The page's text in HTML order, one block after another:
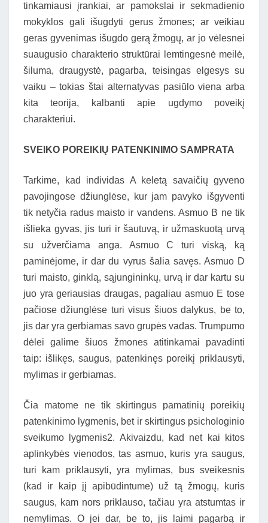
tinkamiausi įrankiai, ar pamokslai ir sekmadienio
mokyklos gali išugdyti gerus žmones; ar veikiau
geras gyvenimas išugdo gerą žmogų, ar jo vėlesnei
suaugusio charakterio struktūrai lemtingesnė meilė,
šiluma, draugystė, pagarba, teisingas elgesys su
vaiku – tokias štai alternatyvas pasiūlo viena arba
kita teorija, kalbanti apie ugdymo poveikį
charakteriui.
SVEIKO POREIKIŲ PATENKINIMO SAMPRATA
Tarkime, kad individas A keletą savaičių gyveno
pavojingose džiunglėse, kur jam pavyko išgyventi
tik netyčia radus maisto ir vandens. Asmuo B ne tik
išlieka gyvas, jis turi ir šautuvą, ir užmaskuotą urvą
su užverčiama anga. Asmuo C turi viską, ką
paminėjome, ir dar du vyrus šalia savęs. Asmuo D
turi maisto, ginklą, sąjungininkų, urvą ir dar kartu su
juo yra geriausias draugas, pagaliau asmuo E tose
pačiose džiunglėse turi visus šiuos dalykus, be to,
jis dar yra gerbiamas savo grupės vadas. Trumpumo
dėlei galime šiuos žmones atitinkamai pavadinti
taip: išlikęs, saugus, patenkinęs poreikį priklausyti,
mylimas ir gerbiamas.
Čia matome ne tik skirtingus pamatinių poreikių
patenkinimo lygmenis, bet ir skirtingus psichologinio
sveikumo lygmenis2. Akivaizdu, kad net kai kitos
aplinkybės vienodos, tas asmuo, kuris yra saugus,
turi kam priklausyti, yra mylimas, bus sveikesnis
(kad ir kaip jį apibūdintume) už tą žmogų, kuris
saugus, kam nors priklauso, tačiau yra atstumtas ir
nemylimas. O jei dar, be to, jis laimi pagarbą ir